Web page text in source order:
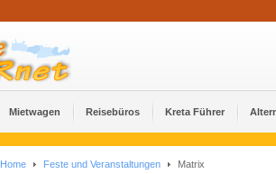
Mietwagen Reisebüros Kreta Führer
Home Feste und Veranstaltungen Matrix